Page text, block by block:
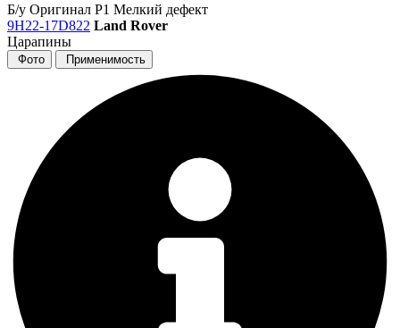
Б/у Оригинал Р1 Мелкий дефект
9H22-17D822 Land Rover
Царапины
Фото Применимость